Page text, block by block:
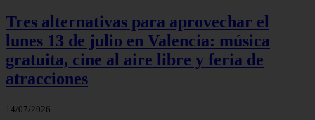
Tres alternativas para aprovechar el
lunes 13 de julio en Valencia: música
gratuita, cine al aire libre y feria de
atracciones
14/07/2026